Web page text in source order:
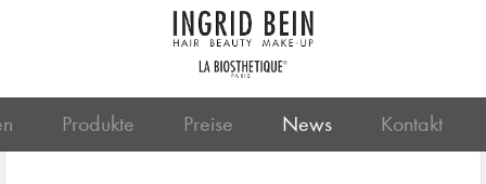
Produkte Preise News Kontakt